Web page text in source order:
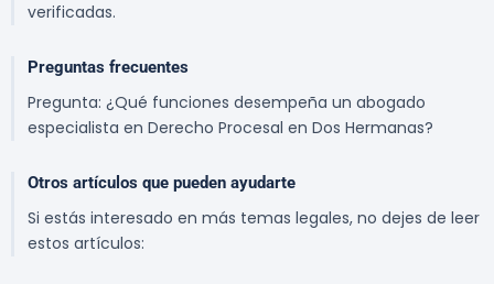
verificadas.
Preguntas frecuentes
Pregunta: ¿Qué funciones desempeña un abogado
especialista en Derecho Procesal en Dos Hermanas?
Otros artículos que pueden ayudarte
Si estás interesado en más temas legales, no dejes de leer
estos artículos: